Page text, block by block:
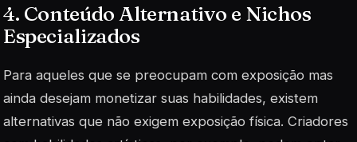
4. Conteúdo Alternativo e Nichos
Especializados
Para aqueles que se preocupam com exposição mas
ainda desejam monetizar suas habilidades, existem
alternativas que não exigem exposição física. Criadores